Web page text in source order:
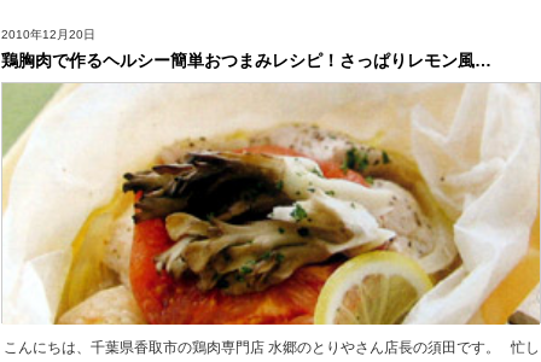
2010年12月20日
鶏胸肉で作るヘルシー簡単おつまみレシピ！さっぱりレモン風…
こんにちは、千葉県香取市の鶏肉専門店 水郷のとりやさん店長の須田です。 忙し